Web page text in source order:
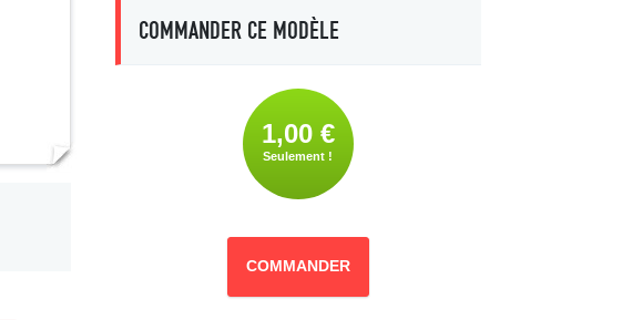
COMMANDER CE MODÈLE
1,00 €
Seulement !
COMMANDER